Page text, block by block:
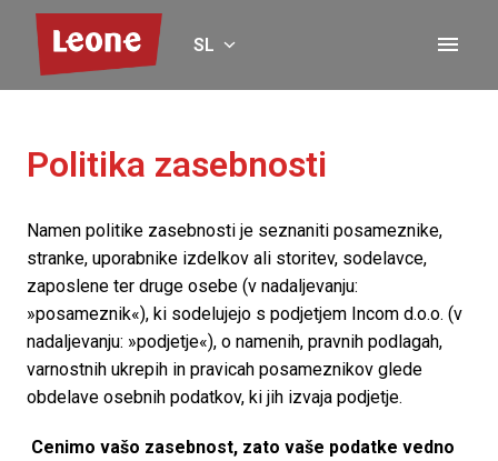
content
Homepage SL
Politika zasebnosti
Namen politike zasebnosti je seznaniti posameznike,
stranke, uporabnike izdelkov ali storitev, sodelavce,
zaposlene ter druge osebe (v nadaljevanju:
»posameznik«), ki sodelujejo s podjetjem Incom d.o.o. (v
nadaljevanju: »podjetje«), o namenih, pravnih podlagah,
varnostnih ukrepih in pravicah posameznikov glede
obdelave osebnih podatkov, ki jih izvaja podjetje.
Cenimo vašo zasebnost, zato vaše podatke vedno